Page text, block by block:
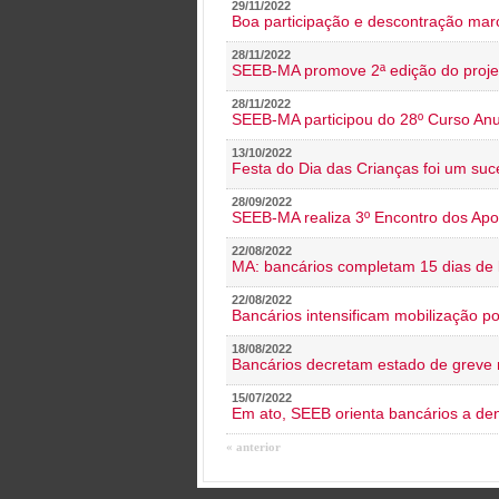
29/11/2022
Boa participação e descontração
28/11/2022
SEEB-MA promove 2ª edição do
28/11/2022
SEEB-MA participou do 28º Curso
13/10/2022
Festa do Dia das Crianças foi um
28/09/2022
SEEB-MA realiza 3º Encontro dos
22/08/2022
MA: bancários completam 15 dias
22/08/2022
Bancários intensificam mobilização
18/08/2022
Bancários decretam estado de greve
15/07/2022
Em ato, SEEB orienta bancários a
« anterior